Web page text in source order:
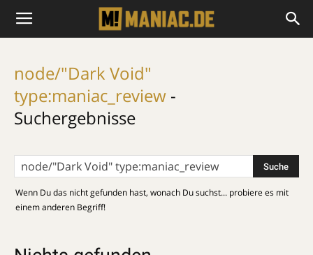
node/"Dark Void"
type:maniac_review -
Suchergebnisse
Wenn Du das nicht gefunden hast, wonach Du suchst... probiere es mit
einem anderen Begriff!